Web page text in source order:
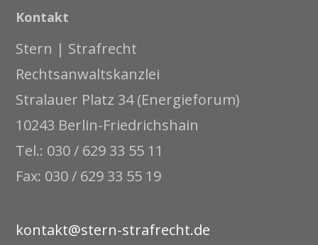
Kontakt
Stern | Strafrecht
Rechtsanwaltskanzlei
Stralauer Platz 34 (Energieforum)
10243 Berlin-Friedrichshain
Tel.: 030 / 629 33 55 11
Fax: 030 / 629 33 55 19
kontakt@stern-strafrecht.de